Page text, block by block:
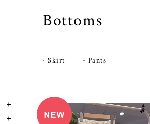
Bottoms
Skirt Pants